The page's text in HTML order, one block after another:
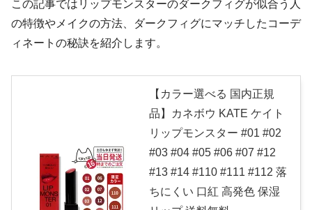
この記事ではリップモンスターのダークフィグが似合う人
の特徴やメイクの方法、ダークフィグにマッチしたコーデ
ィネートの秘訣を紹介します。
【カラー選べる 国内正規
品】カネボウ KATE ケイト
リップモンスター #01 #02
#03 #04 #05 #06 #07 #12
#13 #14 #110 #111 #112 落
ちにくい 口紅 高発色 保湿